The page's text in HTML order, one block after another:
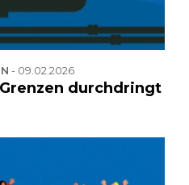
- 09.02.2026
durchdringt